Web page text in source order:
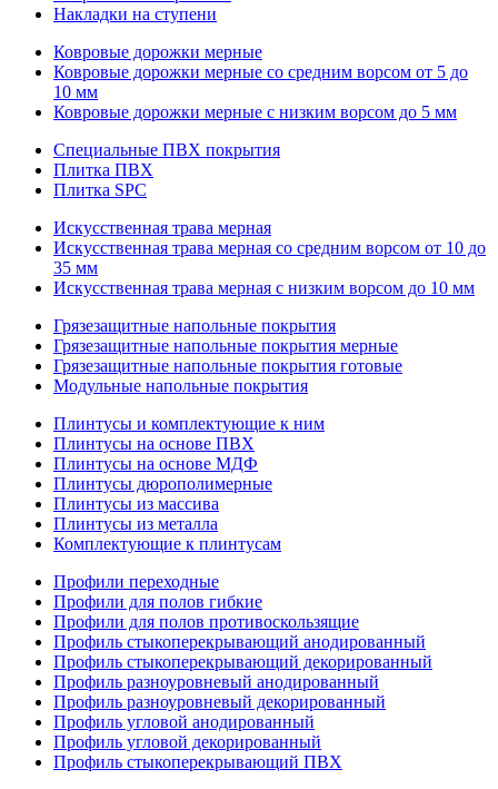
Накладки на ступени
Ковровые дорожки мерные
Ковровые дорожки мерные со средним ворсом от 5 до
10 мм
Ковровые дорожки мерные с низким ворсом до 5 мм
Специальные ПВХ покрытия
Плитка ПВХ
Плитка SPC
Искуccтвенная трава мерная
Искусственная трава мерная со средним ворсом от 10 до
35 мм
Искусственная трава мерная с низким ворсом до 10 мм
Грязезащитные напольные покрытия
Грязезащитные напольные покрытия мерные
Грязезащитные напольные покрытия готовые
Модульные напольные покрытия
Плинтусы и комплектующие к ним
Плинтусы на основе ПВХ
Плинтусы на основе МДФ
Плинтусы дюрополимерные
Плинтусы из массива
Плинтусы из металла
Комплектующие к плинтусам
Профили переходные
Профили для полов гибкие
Профили для полов противоскользящие
Профиль стыкоперекрывающий анодированный
Профиль стыкоперекрывающий декорированный
Профиль разноуровневый анодированный
Профиль разноуровневый декорированный
Профиль угловой анодированный
Профиль угловой декорированный
Профиль стыкоперекрывающий ПВХ